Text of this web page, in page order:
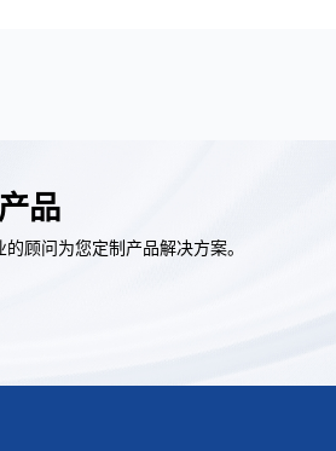
品
顾问为您定制产品解决方案。